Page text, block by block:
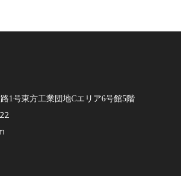
1号東方工業団地Cエリア6号館5階